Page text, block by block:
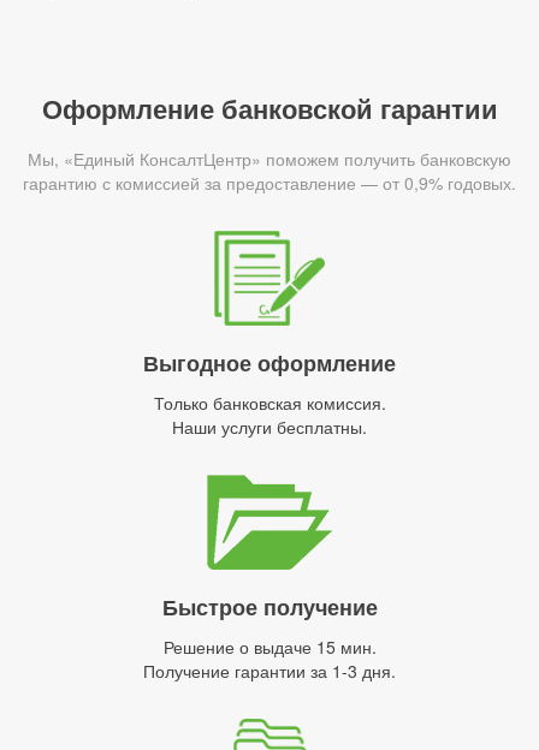
Оформление банковской гарантии
Мы, «Единый КонсалтЦентр» поможем получить банковскую
гарантию с комиссией за предоставление — от 0,9% годовых.
Выгодное оформление
Только банковская комиссия.
Наши услуги бесплатны.
Быстрое получение
Решение о выдаче 15 мин.
Получение гарантии за 1-3 дня.